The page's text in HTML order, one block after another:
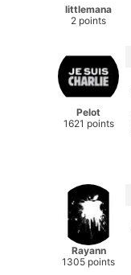
littlemana
2 points
Pelot
1621 points
Rayann
1305 points